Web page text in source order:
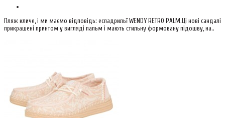
Пляж кличе, і ми маємо відповідь: еспадрильї WENDY RETRO PALM.Ці нові сандалі
прикрашені принтом у вигляді пальм і мають стильну формовану підошву, на..